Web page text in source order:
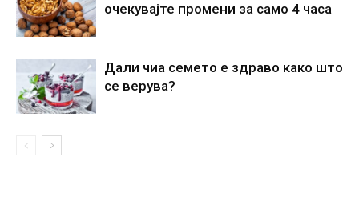
очекувајте промени за само 4 часа
Дали чиа семето е здраво како што
се верува?